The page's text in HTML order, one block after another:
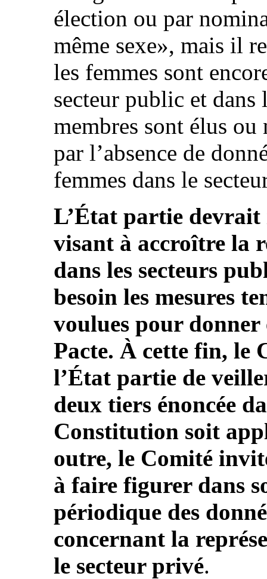
élection ou par
même sexe», mais il
les femmes sont
secteur public et dans
membres sont élus
par l’absence de
femmes dans le
L’État partie devrait
visant à accroître la
dans les secteurs
besoin les mesures
voulues pour
Pacte. À cette fin, le
l’État partie de
deux tiers énoncée
Constitution soit
outre, le Comité
à faire figurer dans
périodique des
concernant la
le secteur privé.